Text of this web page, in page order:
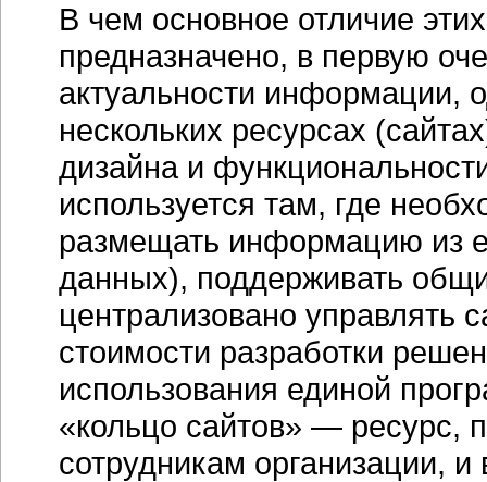
В чем основное отличие
предназначено, в первую
актуальности информации,
нескольких ресурсах
дизайна и
используется там, где
размещать информацию из
данных), поддерживать
централизовано управлять
стоимости разработки
использования единой
«кольцо сайтов» —
сотрудникам организации,